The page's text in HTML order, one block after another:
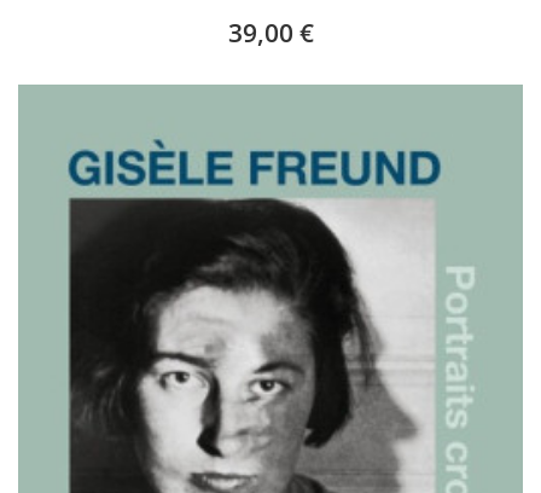
39,00 €